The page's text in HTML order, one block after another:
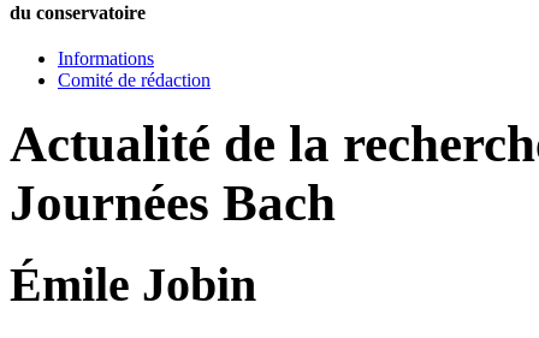
du conservatoire
Informations
Comité de rédaction
Actualité de la
Journées Bach
Émile Jobin